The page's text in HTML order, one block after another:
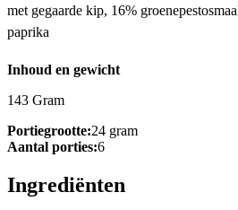
met gegaarde kip, 16%
paprika
Inhoud en gewicht
143 Gram
Portiegrootte:24 gram
Aantal porties:6
Ingrediënten